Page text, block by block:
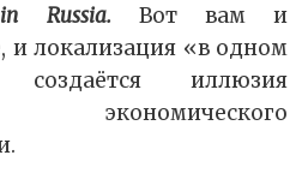
in Russia. Вот вам и
и локализация «в одном
иллюзия
экономического